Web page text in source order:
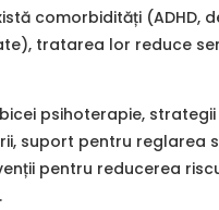
comorbidități (ADHD,
tratarea lor reduce
psihoterapie,
suport pentru reglarea
pentru reducerea